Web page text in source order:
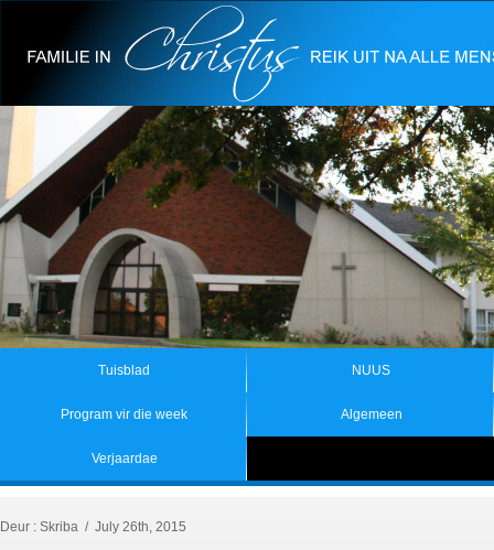
Tuisblad NUUS
Program vir die week Algemeen
Verjaardae
Deur : Skriba / July 26th, 2015